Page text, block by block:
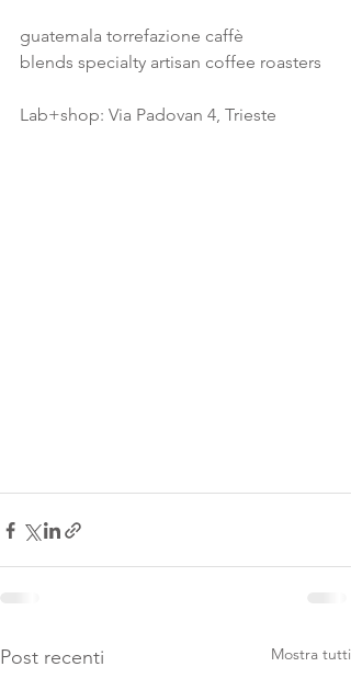
guatemala torrefazione caffè
blends specialty artisan coffee roasters
Lab+shop: Via Padovan 4, Trieste
Post recenti Mostra tutti